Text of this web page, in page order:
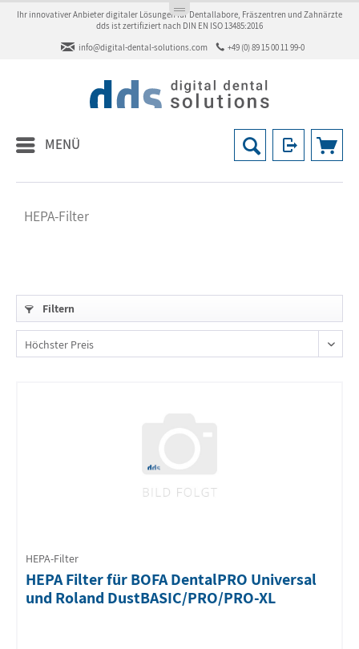
Ihr innovativer Anbieter digitaler Lösungen für Dentallabore, Fräszentren und Zahnärzte
dds ist zertifiziert nach DIN EN ISO 13485:2016
info@digital-dental-solutions.com
+49 (0) 89 15 00 11 99-0
MENÜ
HEPA-Filter
Filtern
HEPA-Filter
HEPA Filter für BOFA DentalPRO Universal
und Roland DustBASIC/PRO/PRO-XL